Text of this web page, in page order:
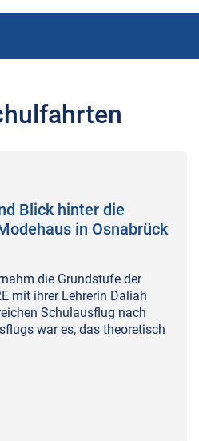
Blick hinter die
in Osnabrück
die Grundstufe der
mit ihrer Lehrerin Daliah
Schulausflug nach
war es, das theoretisch